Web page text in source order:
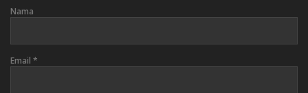
Nama
Email *